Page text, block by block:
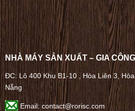
NHÀ MÁY SẢN XUẤT – GIA CÔNG
ĐC: Lô 400 Khu B1-10 , Hòa Liên 3,
Nẵng
Email: contact@rorisc.com